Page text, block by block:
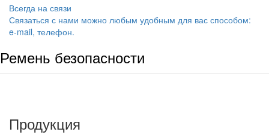
Всегда на связи
Связаться с нами можно любым удобным для вас способом:
e-mail, телефон.
Ремень безопасности
Продукция